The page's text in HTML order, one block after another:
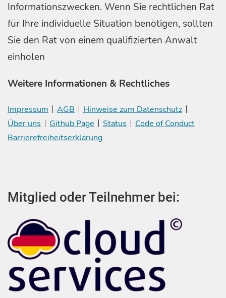
Informationszwecken. Wenn Sie rechtlichen Rat
für Ihre individuelle Situation benötigen, sollten
Sie den Rat von einem qualifizierten Anwalt
einholen
Weitere Informationen & Rechtliches
Impressum AGB
Hinweise zum Datenschutz
Über uns
Github Page Status
Code of Conduct
Barrierefreiheitserklärung
Mitglied oder Teilnehmer bei: